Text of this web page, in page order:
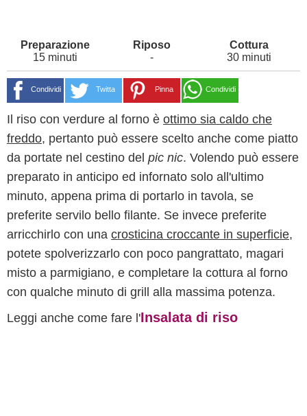
15 minuti - 30 minuti
Condividi Twitta Pinna Condividi
Il riso con verdure al forno è ottimo sia caldo che
freddo, pertanto può essere scelto anche come piatto
da portate nel cestino del pic nic. Volendo può essere
preparato in anticipo ed infornato solo all'ultimo
minuto, appena prima di portarlo in tavola, se
preferite servilo bello filante. Se invece preferite
arricchirlo con una crosticina croccante in superficie,
potete spolverizzarlo con poco pangrattato, magari
misto a parmigiano, e completare la cottura al forno
con qualche minuto di grill alla massima potenza.
Leggi anche come fare l'Insalata di riso